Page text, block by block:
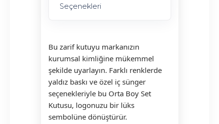
Seçenekleri
Bu zarif kutuyu markanızın
kurumsal kimliğine mükemmel
şekilde uyarlayın. Farklı renklerde
yaldız baskı ve özel iç sünger
seçenekleriyle bu Orta Boy Set
Kutusu, logonuzu bir lüks
sembolüne dönüştürür.